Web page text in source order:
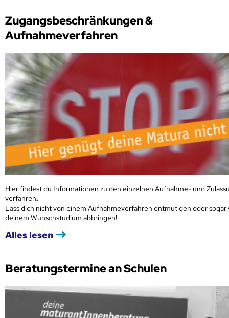
Zugangsbeschränkungen &
Aufnahmeverfahren
Hier findest du Informationen zu den einzelnen Aufnahme- und
verfahren.
Lass dich nicht von einem Aufnahmeverfahren entmutigen oder sogar
deinem Wunschstudium abbringen!
Alles lesen
Beratungstermine an Schulen